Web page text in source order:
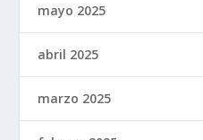
mayo 2025
abril 2025
marzo 2025